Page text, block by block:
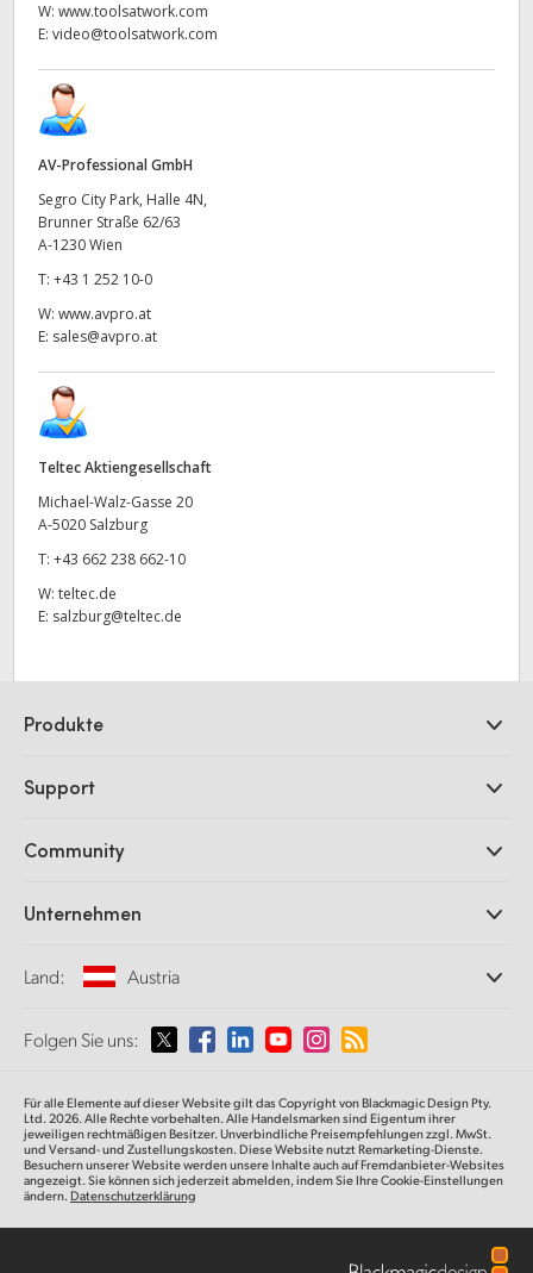
W: www.toolsatwork.com
E: video@toolsatwork.com
AV-Professional GmbH
Segro City Park, Halle 4N,
Brunner Straße 62/63
A-1230 Wien
T: +43 1 252 10-0
W: www.avpro.at
E: sales@avpro.at
Teltec Aktiengesellschaft
Michael-Walz-Gasse 20
A-5020 Salzburg
T: +43 662 238 662-10
W: teltec.de
E: salzburg@teltec.de
Produkte
DaVinci Resolve und Fusion Software
Ultimatte
Aufzeichnung und Wiedergabe
Norm- und Formatwandlung
Netzwerkspeicher
Signalverteilung und Distribution
Streaming und Encoding
Support
Support-Center
Community
Unternehmen
Informationen über uns
Medien
Land: Austria
Wählen Sie Ihr Land aus
Australia
Austria
Folgen Sie uns:
Für alle Elemente auf dieser Website gilt das Copyright von Blackmagic Design Pty.
Ltd. 2026. Alle Rechte vorbehalten. Alle Handelsmarken sind Eigentum ihrer
jeweiligen rechtmäßigen Besitzer. Unverbindliche Preisempfehlungen zzgl. MwSt.
und Versand- und Zustellungskosten. Diese Website nutzt Remarketing-Dienste.
Besuchern unserer Website werden unsere Inhalte auch auf Fremdanbieter-Websites
angezeigt. Sie können sich jederzeit abmelden, indem Sie Ihre Cookie-Einstellungen
ändern.Datenschutzerklärung